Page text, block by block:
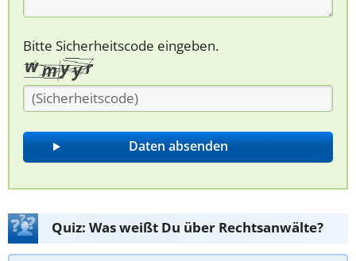
Bitte Sicherheitscode eingeben.
Quiz: Was weißt Du über Rechtsanwälte?